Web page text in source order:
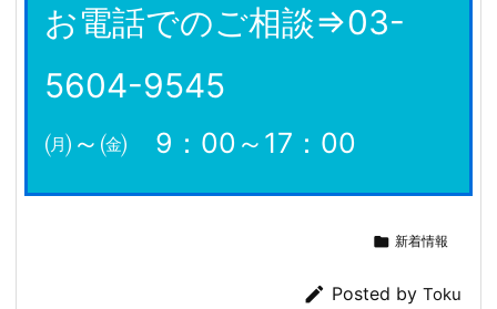
お電話でのご相談⇒03-
5604-9545
㈪～㈮ 9：00～17：00
 新着情報
 Posted by Toku